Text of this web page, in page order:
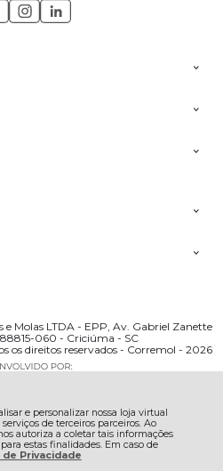
e personalizar nossa loja virtual
de terceiros parceiros. Ao
autoriza a coletar tais informações
estas finalidades. Em caso de
de Privacidade
Molas LTDA - EPP, Av. Gabriel Zanette
060 - Criciúma - SC
os direitos reservados - Corremol - 2026